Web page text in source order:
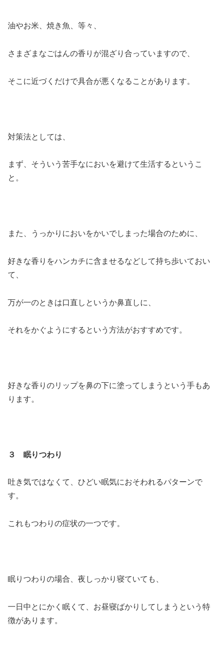
油やお米、焼き魚、等々、
さまざまなごはんの香りが混ざり合っていますので、
そこに近づくだけで具合が悪くなることがあります。
対策法としては、
まず、そういう苦手なにおいを避けて生活するというこ
と。
また、うっかりにおいをかいでしまった場合のために、
好きな香りをハンカチに含ませるなどして持ち歩いておい
て、
万が一のときは口直しというか鼻直しに、
それをかぐようにするという方法がおすすめです。
好きな香りのリップを鼻の下に塗ってしまうという手もあ
ります。
３ 眠りつわり
吐き気ではなくて、ひどい眠気におそわれるパターンで
す。
これもつわりの症状の一つです。
眠りつわりの場合、夜しっかり寝ていても、
一日中とにかく眠くて、お昼寝ばかりしてしまうという特
徴があります。